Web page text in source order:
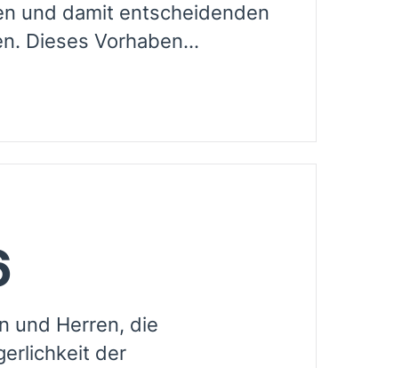
und damit entscheidenden
Dieses Vorhaben...
und Herren, die
der